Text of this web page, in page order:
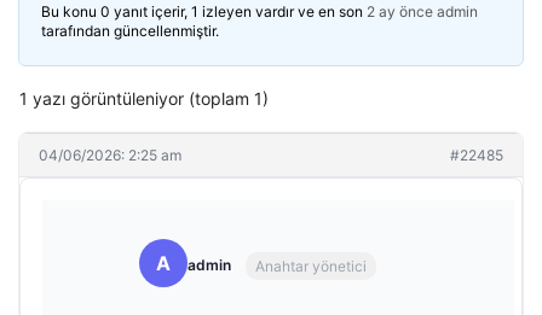
Bu konu 0 yanıt içerir, 1 izleyen vardır ve en son 2 ay önce admin
tarafından güncellenmiştir.
1 yazı görüntüleniyor (toplam 1)
04/06/2026: 2:25 am #22485
A admin Anahtar yönetici